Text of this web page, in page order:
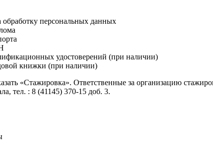
обработку персональных данных
удостоверений (при наличии)
книжки (при наличии)
«Стажировка». Ответственные за организацию
тел. : 8 (41145) 370-15 доб. 3.